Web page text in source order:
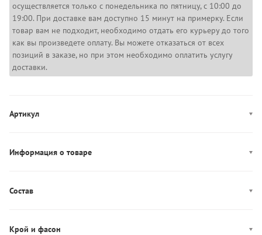
осуществляется только с понедельника по пятницу, с 10:00 до
19:00. При доставке вам доступно 15 минут на примерку. Если
товар вам не подходит, необходимо отдать его курьеру до того
как вы произведете оплату. Вы можете отказаться от всех
позиций в заказе, но при этом необходимо оплатить услугу
доставки.
Артикул
Информация о товаре
Декор: логотип
Состав
Крой и фасон